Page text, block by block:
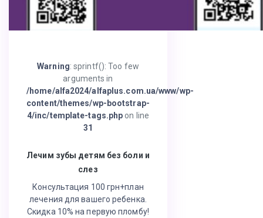
Warning: sprintf(): Too few
arguments in
/home/alfa2024/alfaplus.com.ua/www/wp-
content/themes/wp-bootstrap-
4/inc/template-tags.php on line
31
Лечим зубы детям без боли и
слез
Консультация 100 грн+план
лечения для вашего ребенка.
Скидка 10% на первую пломбу!